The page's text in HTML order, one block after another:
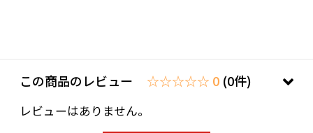
開封後は冷蔵の上、早めにお召し上がりくださ
い。
褐色が強くなり香味が変化する場合があります
この商品のレビュー ☆☆☆☆☆ 0 (0件)
レビューはありません。